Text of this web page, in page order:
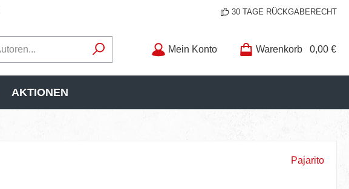
30 TAGE RÜCKGABERECHT
Mein Konto Warenkorb 0,00 €
AKTIONEN
Pajarito